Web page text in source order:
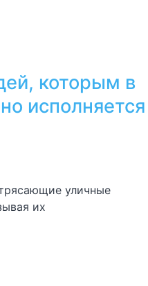
которым в
исполняется
уличные
их